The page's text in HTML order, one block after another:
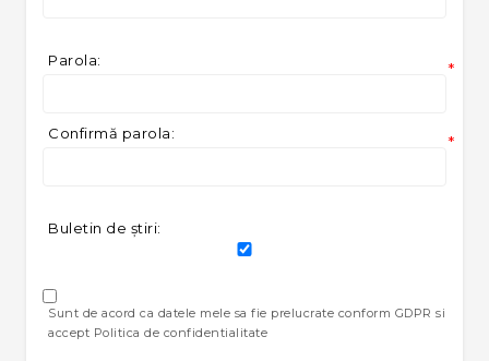
Parola: *
Confirmă parola: *
Buletin de ştiri:
Sunt de acord ca datele mele sa fie prelucrate conform GDPR si
accept Politica de confidentialitate